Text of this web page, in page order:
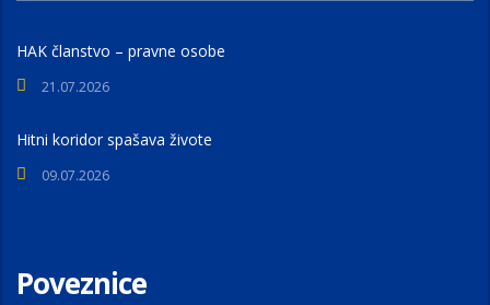
HAK članstvo – pravne osobe
21.07.2026
Hitni koridor spašava živote
09.07.2026
Poveznice